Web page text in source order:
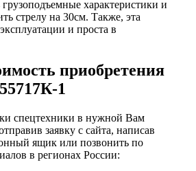
характеристики и
стрелу на 30см. Также, эта
и проста в
приобретения
1
спецтехники в нужной Вам
заявку с сайта, написав
ящик или позвонить по
в регионах России: